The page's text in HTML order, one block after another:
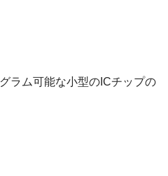
ラム可能な小型のICチップの